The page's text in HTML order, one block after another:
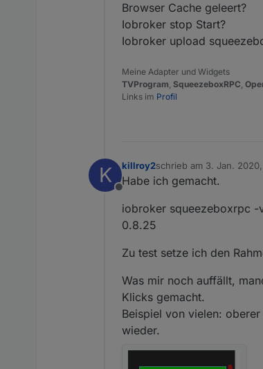
Browser Cache geleert?
Iobroker stop Start?
Iobroker upload
Meine Adapter und Widgets
TVProgram, SqueezeboxRPC,
Links im Profil
K
Offline
killroy2schrieb am 3. Jan.
zuletzt editiert von
Habe ich gemacht.
iobroker squeezeboxrpc -
0.8.25
Zu test setze ich den
Was mir noch auffällt,
Klicks gemacht.
Beispiel von vielen:
wieder.